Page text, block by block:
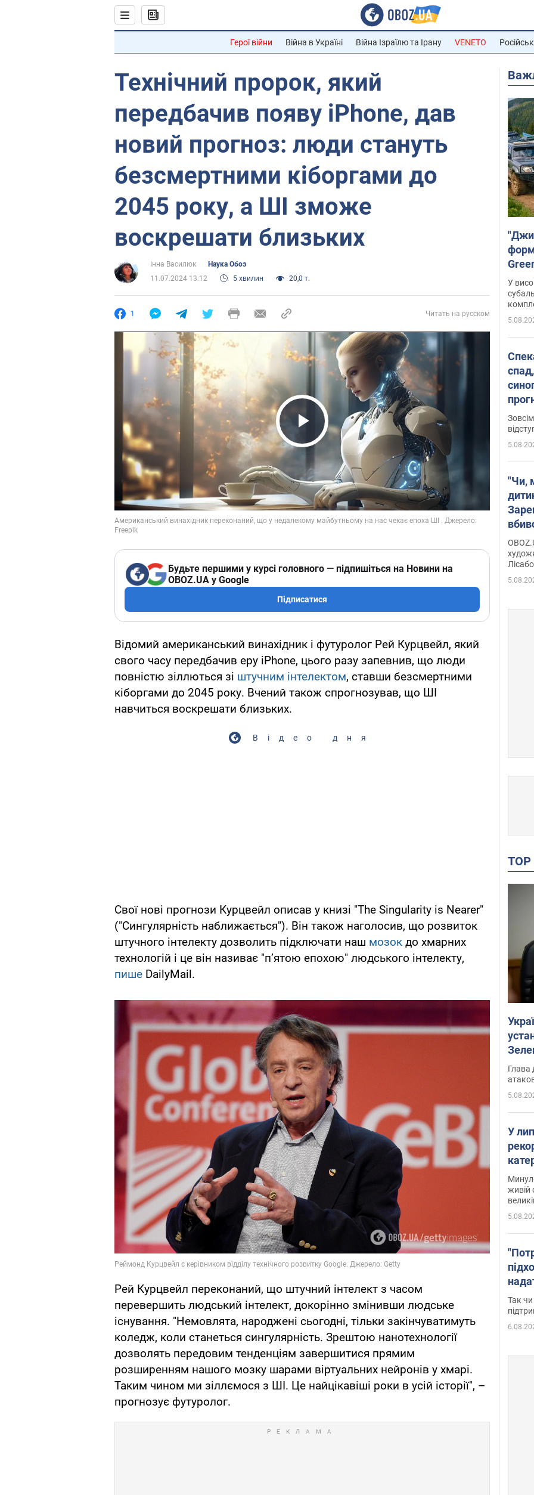
Герої війни Війна в Україні Війна Ізраїлю та Ірану VENETO
Технічний пророк, який
передбачив появу iPhone, дав
новий прогноз: люди стануть
безсмертними кіборгами до
2045 року, а ШІ зможе
воскрешати близьких
Інна Василюк
Наука Обоз
11.07.2024 13:12
5 хвилин 20,0 т.
1 Читать на русском
Play Video
Будьте першими у курсі головного — підпишіться на Новини на
OBOZ.UA у Google
Підписатися
Відомий американський винахідник і футуролог Рей Курцвейл, який
свого часу передбачив еру iPhone, цього разу запевнив, що люди
повністю зіллються зі штучним інтелектом, ставши безсмертними
кіборгами до 2045 року. Вчений також спрогнозував, що ШІ
навчиться воскрешати близьких.
Відео дня
Свої нові прогнози Курцвейл описав у книзі "The Singularity is Nearer"
("Сингулярність наближається"). Він також наголосив, що розвиток
штучного інтелекту дозволить підключати наш мозок до хмарних
технологій і це він називає "п’ятою епохою" людського інтелекту,
пише DailyMail.
Рей Курцвейл переконаний, що штучний інтелект з часом
перевершить людський інтелект, докорінно змінивши людське
існування. "Немовлята, народжені сьогодні, тільки закінчуватимуть
коледж, коли станеться сингулярність. Зрештою нанотехнології
дозволять передовим тенденціям завершитися прямим
розширенням нашого мозку шарами віртуальних нейронів у хмарі.
Таким чином ми зіллємося з ШІ. Це найцікавіші роки в усій історії", –
прогнозує футуролог.
У
"Чи,
в
Глава
У
живій
Так чи